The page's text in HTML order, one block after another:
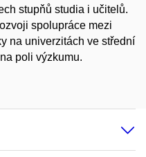
stupňů studia i učitelů.
spolupráce mezi
na univerzitách ve střední
poli výzkumu.